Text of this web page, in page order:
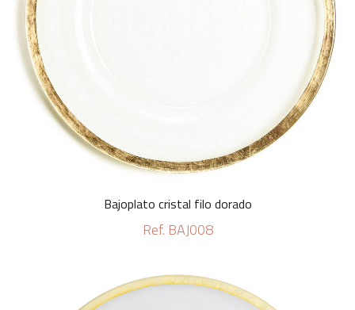
Bajoplato cristal filo dorado
Ref. BAJ008